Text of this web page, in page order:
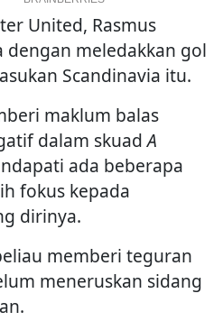
United, Rasmus
meledakkan gol
Scandinavia itu.
maklum balas
dalam skuadA
ada beberapa
fokus kepada
dirinya.
memberi teguran
meneruskan sidang